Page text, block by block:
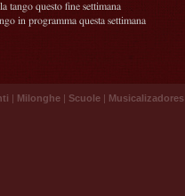
tango questo fine settimana
in programma questa settimana
| Milonghe | Scuole | Musicalizadores